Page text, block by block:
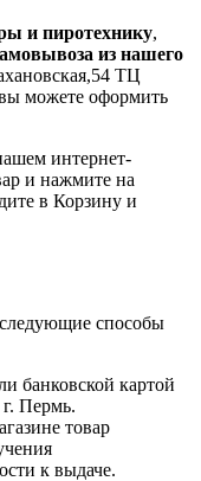
и пиротехнику,
из нашего
ТЦ
можете оформить
интернет-
и нажмите на
в Корзину и
способы
банковской картой
Пермь.
товар
к выдаче.